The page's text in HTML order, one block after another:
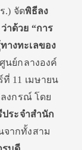
.) จัดพิธีลง
าด้วย “การ
างทะเลของ
นย์กลางองค์
ที่ 11 เมษายน
งกรณ์ โดย
ระจำสำนัก
จากทั้งสาม